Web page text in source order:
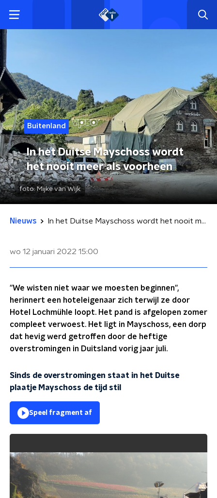
Buitenland
In het Duitse Mayschoss wordt
het nooit meer als voorheen
foto:Mijke van Wijk
Nieuws In het Duitse Mayschoss wordt het nooit meer als voorheen
wo 12 januari 2022 15:00
''We wisten niet waar we moesten beginnen'',
herinnert een hoteleigenaar zich terwijl ze door
Hotel Lochmühle loopt. Het pand is afgelopen zomer
compleet verwoest. Het ligt in Mayschoss, een dorp
dat hevig werd getroffen door de heftige
overstromingen in Duitsland vorig jaar juli.
Sinds de overstromingen staat in het Duitse
plaatje Mayschoss de tijd stil
Speel fragment af